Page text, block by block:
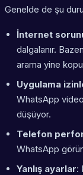
Genelde de şu
İnternet
dalgalanır.
arama yine
Uygulama
WhatsApp
düşüyor.
Telefon
WhatsApp
Yanlış ayarlar: